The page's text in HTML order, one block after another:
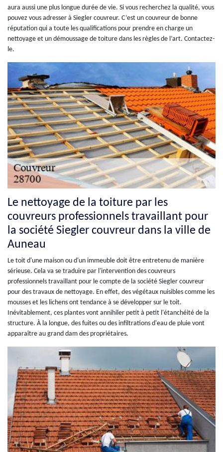
aura aussi une plus longue durée de vie. Si vous recherchez la qualité, vous
pouvez vous adresser à Siegler couvreur. C’est un couvreur de bonne
réputation qui a toute les qualifications pour prendre en charge un
nettoyage et un démoussage de toiture dans les règles de l’art. Contactez-
le.
Le nettoyage de la toiture par les
couvreurs professionnels travaillant pour
la société Siegler couvreur dans la ville de
Auneau
Le toit d'une maison ou d'un immeuble doit être entretenu de manière
sérieuse. Cela va se traduire par l'intervention des couvreurs
professionnels travaillant pour le compte de la société Siegler couvreur
pour des travaux de nettoyage. En effet, des végétaux nuisibles comme les
mousses et les lichens ont tendance à se développer sur le toit.
Inévitablement, ces plantes vont annihiler petit à petit l'étanchéité de la
structure. À la longue, des fuites ou des infiltrations d'eau de pluie vont
apparaître au grand dam des propriétaires.